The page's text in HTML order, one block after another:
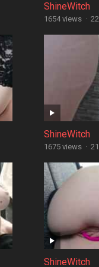
ShineWitch
1654 views ·
ShineWitch
1675 views ·
ShineWitch